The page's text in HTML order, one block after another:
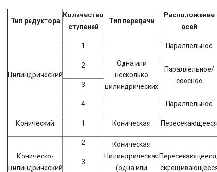
Тип редуктора
Количество
ступеней
Тип передачи
Расположение
осей
Цилиндрический
1
Одна или
несколько
цилиндрических
Параллельное
2
Параллельное/
соосное
3
4 Параллельное
Конический 1 Коническая Пересекающееся
Коническо-
цилиндрический
2
Коническая
Цилиндрическая
(одна или
3